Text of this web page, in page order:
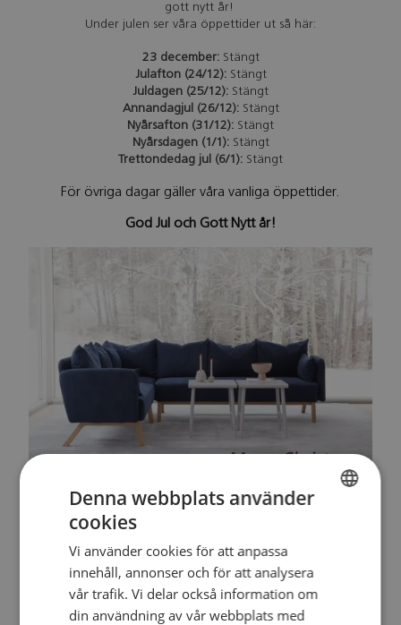
gott nytt år!
Under julen ser våra öppettider ut så här:
23 december:Stängt
Julafton (24/12):Stängt
Juldagen (25/12): Stängt
Annandagjul (26/12):Stängt
Nyårsafton (31/12): Stängt
Nyårsdagen (1/1):Stängt
Trettondedag jul (6/1): Stängt
För övriga dagar gäller våra vanliga öppettider.
God Jul och Gott Nytt år!
Senaste inlägg
Denna webbplats använder
cookies
Vi använder cookies för att anpassa
innehåll, annonser och för att analysera
vår trafik. Vi delar också information om
din användning av vår webbplats med